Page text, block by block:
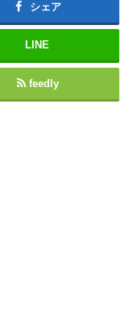
シェア
LINE
feedly